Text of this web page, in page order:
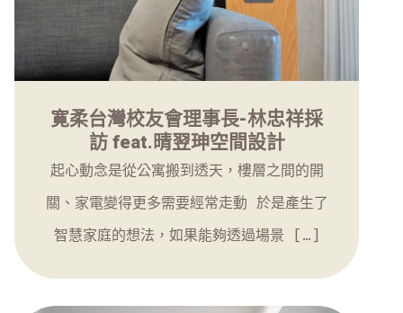
寛柔台灣校友會理事長-林忠祥採
訪 feat.晴翌珅空間設計
起心動念是從公寓搬到透天，樓層之間的開
關、家電變得更多需要經常走動 於是產生了
智慧家庭的想法，如果能夠透過場景 […]